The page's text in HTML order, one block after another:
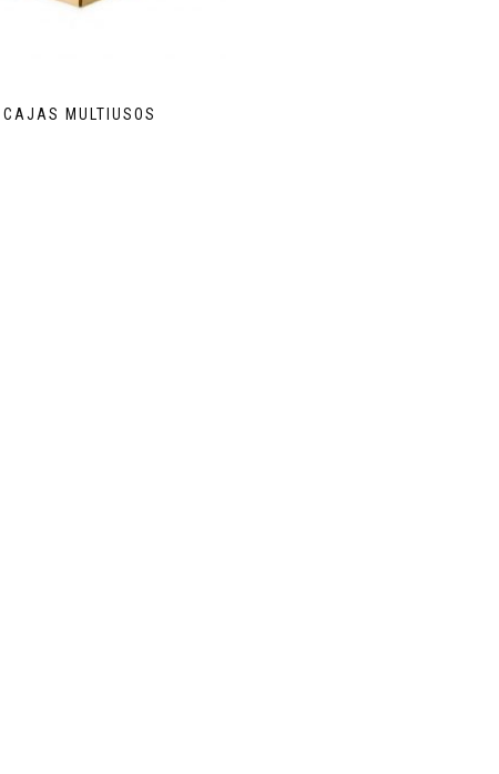
CAJAS MULTIUSOS